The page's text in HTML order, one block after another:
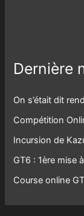
Dernière
On s’était dit
Compétition
Incursion de
GT6 : 1ère mise
Course online